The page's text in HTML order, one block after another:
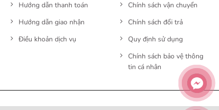
Hướng dẫn thanh toán
Hướng dẫn giao nhận
Điều khoản dịch vụ
Chính sách vận chuyển
Chính sách đổi trả
Quy định sử dụng
Chính sách bảo vệ thông
tin cá nhân